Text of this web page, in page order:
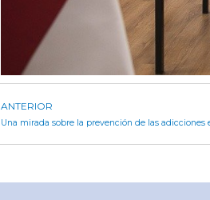
ANTERIOR
Una mirada sobre la prevención de las adicciones